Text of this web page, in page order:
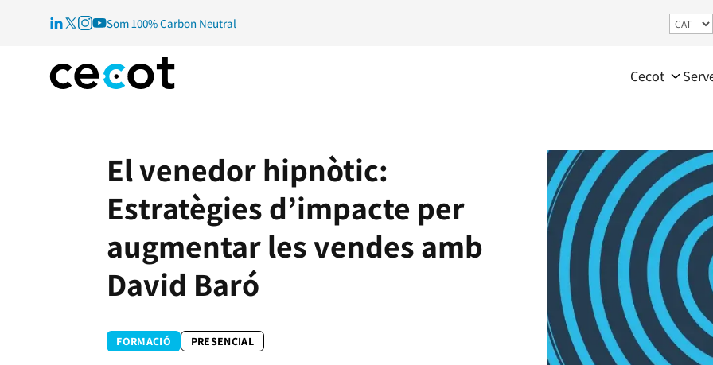
Som 100% Carbon Neutral
Cecot
El venedor hipnòtic:
Estratègies d’impacte per
augmentar les vendes amb
David Baró
FORMACIÓ PRESENCIAL